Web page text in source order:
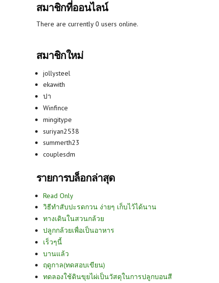
สมาชิกที่ออนไลน์
There are currently 0 users online.
สมาชิกใหม่
jollysteel
ekawith
ปา
Winfince
mingitype
suriyan2538
summerth23
couplesdm
รายการบล็อกล่าสุด
Read Only
วิธีทำสับปะรดกวน ง่ายๆ เก็บไว้ได้นาน
ทางเดินในสวนกล้วย
ปลูกกล้วยเพื่อเป็นอาหาร
เร็วๆนี้
บานแล้ว
ฤดูกาล(ทดสอบเขียน)
ทดลองใช้ดินขุยไผ่เป็นวัสดุในการปลูกบอนสี